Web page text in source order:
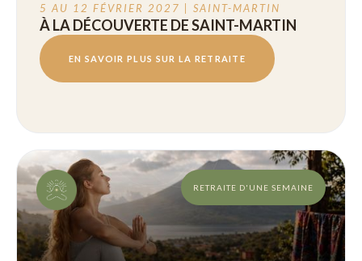
5 AU 12 FÉVRIER 2027 | SAINT-MARTIN
À LA DÉCOUVERTE DE SAINT-MARTIN
EN SAVOIR PLUS SUR LA RETRAITE
RETRAITE D'UNE SEMAINE